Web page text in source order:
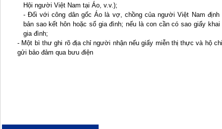
Hội người Việt Nam tại Áo, v.v.);
- Đối với công dân gốc Áo là vợ, chồng của người Việt Nam
bản sao kết hôn hoặc sổ gia đình; nếu là con cần có sao giấy
gia đình;
- Một bì thư ghi rõ địa chỉ người nhận nếu giấy miễn thị thực và hộ
gửi bảo đảm qua bưu điện